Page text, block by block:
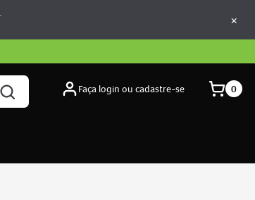
×
Faça login ou cadastre-se 0